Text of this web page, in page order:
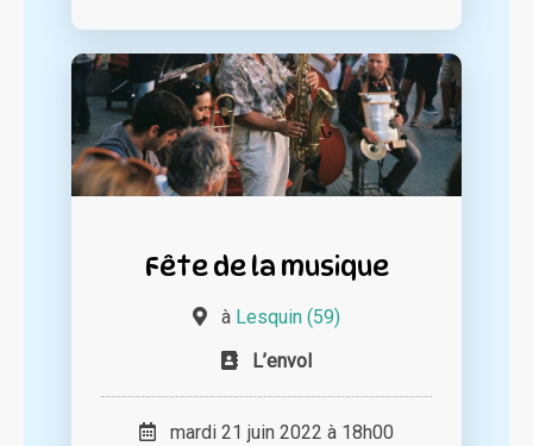
Fête de la musique
à Lesquin (59)
L’envol
mardi 21 juin 2022 à 18h00